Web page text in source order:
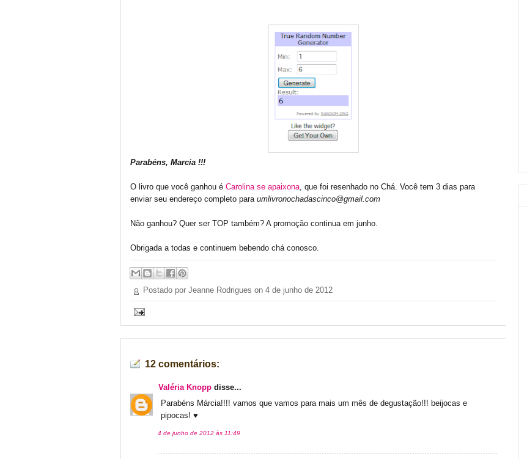
Parabéns, Marcia !!!
O livro que você ganhou é Carolina se apaixona , que foi resenhado no Chá. Você tem 3 dias para
enviar seu endereço completo para umlivronochadascinco@gmail.com
Não ganhou? Quer ser TOP também? A promoção continua em junho.
Obrigada a todas e continuem bebendo chá conosco.
Postado por Jeanne Rodrigues on 4 de junho de 2012
12 comentários:
Valéria Knopp disse...
Parabéns Márcia!!!! vamos que vamos para mais um mês de degustação!!! beijocas e
pipocas! ♥
4 de junho de 2012 às 11:49